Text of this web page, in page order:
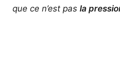
que ce n’est pas la